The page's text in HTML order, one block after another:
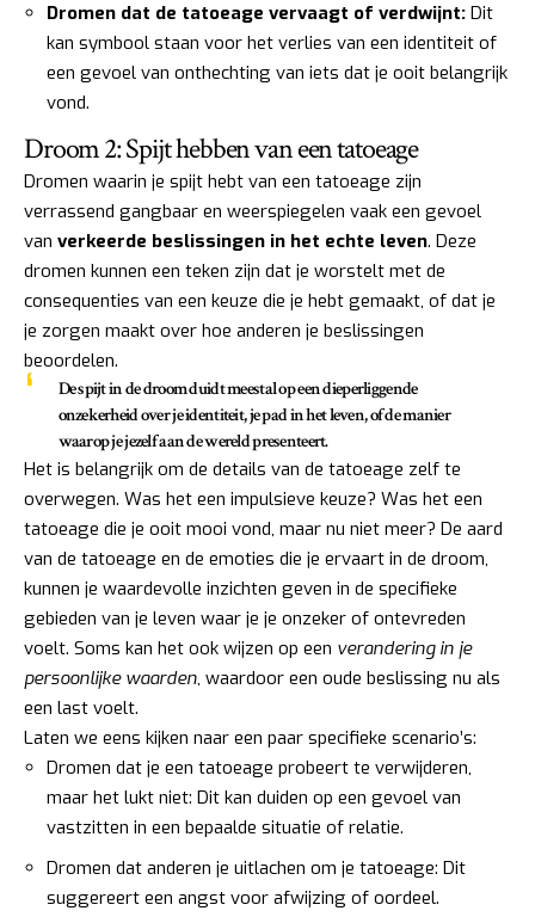
Dromen dat de tatoeage vervaagt of verdwijnt: Dit
kan symbool staan voor het verlies van een identiteit of
een gevoel van onthechting van iets dat je ooit belangrijk
vond.
Droom 2: Spijt hebben van een tatoeage
Dromen waarin je spijt hebt van een tatoeage zijn
verrassend gangbaar en weerspiegelen vaak een gevoel
van verkeerde beslissingen in het echte leven. Deze
dromen kunnen een teken zijn dat je worstelt met de
consequenties van een keuze die je hebt gemaakt, of dat je
je zorgen maakt over hoe anderen je beslissingen
beoordelen.
De spijt in de droom duidt meestal op een dieperliggende
onzekerheid over je identiteit, je pad in het leven, of de manier
waarop je jezelf aan de wereld presenteert.
Het is belangrijk om de details van de tatoeage zelf te
overwegen. Was het een impulsieve keuze? Was het een
tatoeage die je ooit mooi vond, maar nu niet meer? De aard
van de tatoeage en de emoties die je ervaart in de droom,
kunnen je waardevolle inzichten geven in de specifieke
gebieden van je leven waar je je onzeker of ontevreden
voelt. Soms kan het ook wijzen op een verandering in je
persoonlijke waarden, waardoor een oude beslissing nu als
een last voelt.
Laten we eens kijken naar een paar specifieke scenario’s:
Dromen dat je een tatoeage probeert te verwijderen,
maar het lukt niet: Dit kan duiden op een gevoel van
vastzitten in een bepaalde situatie of relatie.
Dromen dat anderen je uitlachen om je tatoeage: Dit
suggereert een angst voor afwijzing of oordeel.